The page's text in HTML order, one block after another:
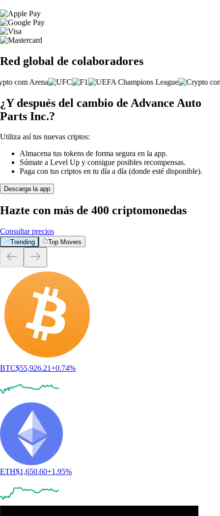
Red global de colaboradores
¿Y después del cambio de Advance Auto
Parts Inc.?
Utiliza así tus nuevas criptos:
Almacena tus tokens de forma segura en la app.
Súmate a Level Up y consigue posibles recompensas.
Paga con tus criptos en tu día a día (donde esté disponible).
Descarga la app
Hazte con más de 400 criptomonedas
Consultar precios
Trending Top Movers
BTC$55,926.21+0.74%
ETH$1,650.60+1.95%